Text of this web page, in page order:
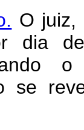
O juiz,
dia
se